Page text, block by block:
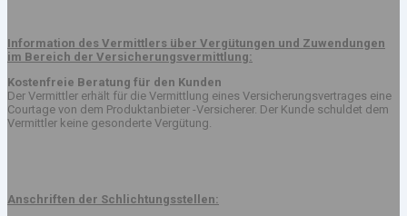
Information des Vermittlers über Vergütungen und Zuwendungen
im Bereich der Versicherungsvermittlung:
Kostenfreie Beratung für den Kunden
Der Vermittler erhält für die Vermittlung eines Versicherungsvertrages eine
Courtage von dem Produktanbieter -Versicherer. Der Kunde schuldet dem
Vermittler keine gesonderte Vergütung.
Anschriften der Schlichtungsstellen: